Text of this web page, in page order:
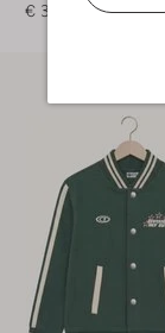
€ 32,99